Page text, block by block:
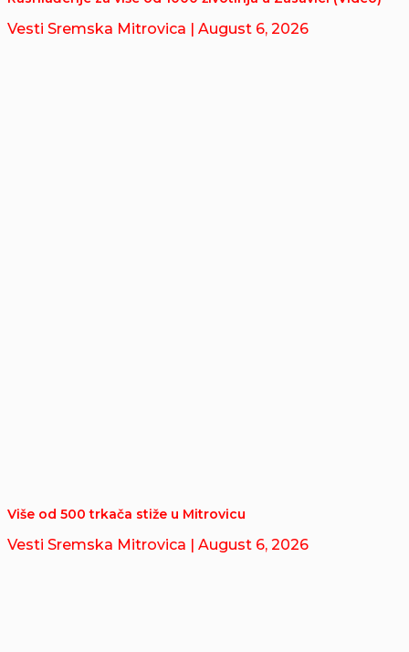
Vesti Sremska Mitrovica | August 6, 2026
Više od 500 trkača stiže u Mitrovicu
Vesti Sremska Mitrovica | August 6, 2026